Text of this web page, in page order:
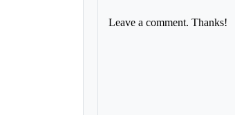
Leave a comment. Thanks!